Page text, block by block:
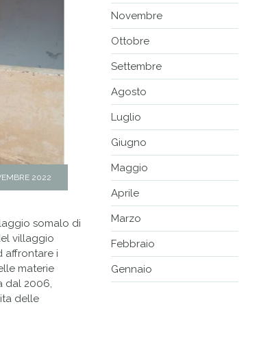
2022
somalo di
villaggio
affrontare i
materie
dal 2006,
delle
Novembre
Ottobre
Settembre
Agosto
Luglio
Giugno
Maggio
Aprile
Marzo
Febbraio
Gennaio